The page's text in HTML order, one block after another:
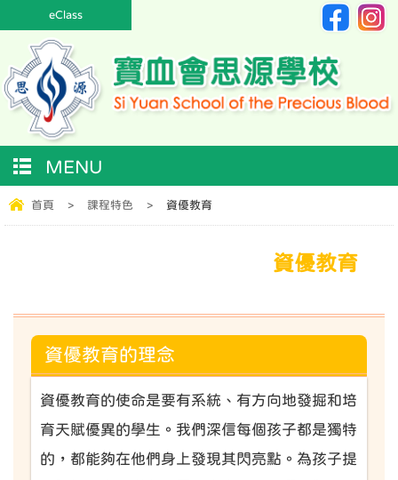
eClass
MENU
首頁 > 課程特色 > 資優教育
資優教育
資優教育的理念
資優教育的使命是要有系統、有方向地發掘和培
育天賦優異的學生。我們深信每個孩子都是獨特
的，都能夠在他們身上發現其閃亮點。為孩子提